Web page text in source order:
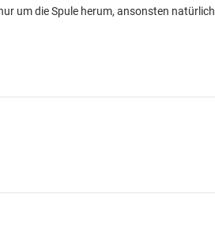
um die Spule herum, ansonsten natürlich